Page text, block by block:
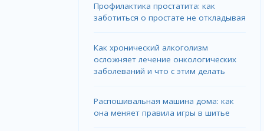
Профилактика простатита: как
заботиться о простате не откладывая
Как хронический алкоголизм
осложняет лечение онкологических
заболеваний и что с этим делать
Распошивальная машина дома: как
она меняет правила игры в шитье